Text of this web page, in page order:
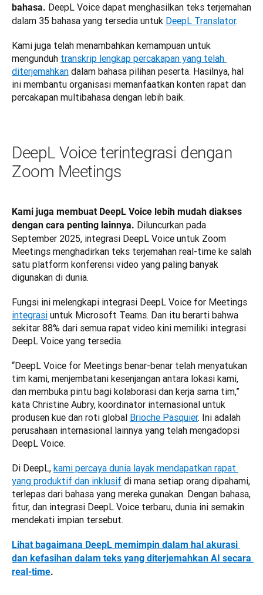
bahasa. DeepL Voice dapat menghasilkan teks terjemahan
dalam 35 bahasa yang tersedia untuk DeepL Translator.
Kami juga telah menambahkan kemampuan untuk
mengunduh transkrip lengkap percakapan yang telah
diterjemahkan dalam bahasa pilihan peserta. Hasilnya, hal
ini membantu organisasi memanfaatkan konten rapat dan
percakapan multibahasa dengan lebih baik.
DeepL Voice terintegrasi dengan
Zoom Meetings
Kami juga membuat DeepL Voice lebih mudah diakses
dengan cara penting lainnya. Diluncurkan pada
September 2025, integrasi DeepL Voice untuk Zoom
Meetings menghadirkan teks terjemahan real-time ke salah
satu platform konferensi video yang paling banyak
digunakan di dunia.
integrasi untuk Microsoft Teams. Dan itu berarti bahwa
sekitar 88% dari semua rapat video kini memiliki integrasi
DeepL Voice yang tersedia.
“DeepL Voice for Meetings benar-benar telah menyatukan
tim kami, menjembatani kesenjangan antara lokasi kami,
dan membuka pintu bagi kolaborasi dan kerja sama tim,”
kata Christine Aubry, koordinator internasional untuk
produsen kue dan roti global Brioche Pasquier. Ini adalah
perusahaan internasional lainnya yang telah mengadopsi
DeepL Voice.
Di DeepL, kami percaya dunia layak mendapatkan rapat
yang produktif dan inklusif di mana setiap orang dipahami,
terlepas dari bahasa yang mereka gunakan. Dengan bahasa,
fitur, dan integrasi DeepL Voice terbaru, dunia ini semakin
mendekati impian tersebut.
Lihat bagaimana DeepL memimpin dalam hal akurasi
dan kefasihan dalam teks yang diterjemahkan AI secara
real-time.